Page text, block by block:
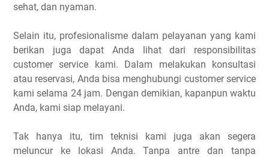
sehat, dan nyaman.
Selain itu, profesionalisme dalam pelayanan yang kami
berikan juga dapat Anda lihat dari responsibilitas
customer service kami. Dalam melakukan konsultasi
atau reservasi, Anda bisa menghubungi customer service
kami selama 24 jam. Dengan demikian, kapanpun waktu
Anda, kami siap melayani.
Tak hanya itu, tim teknisi kami juga akan segera
meluncur ke lokasi Anda. Tanpa antre dan tanpa